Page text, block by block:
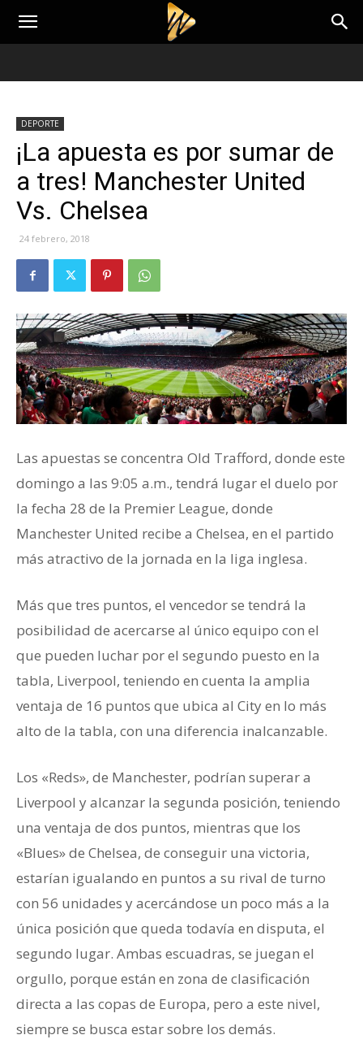
DEPORTE
¡La apuesta es por sumar de
a tres! Manchester United
Vs. Chelsea
24 febrero, 2018
Las apuestas se concentra Old Trafford, donde este
domingo a las 9:05 a.m., tendrá lugar el duelo por
la fecha 28 de la Premier League, donde
Manchester United recibe a Chelsea, en el partido
más atractivo de la jornada en la liga inglesa.
Más que tres puntos, el vencedor se tendrá la
posibilidad de acercarse al único equipo con el
que pueden luchar por el segundo puesto en la
tabla, Liverpool, teniendo en cuenta la amplia
ventaja de 16 puntos que ubica al City en lo más
alto de la tabla, con una diferencia inalcanzable.
Los «Reds», de Manchester, podrían superar a
Liverpool y alcanzar la segunda posición, teniendo
una ventaja de dos puntos, mientras que los
«Blues» de Chelsea, de conseguir una victoria,
estarían igualando en puntos a su rival de turno
con 56 unidades y acercándose un poco más a la
única posición que queda todavía en disputa, el
segundo lugar. Ambas escuadras, se juegan el
orgullo, porque están en zona de clasificación
directa a las copas de Europa, pero a este nivel,
siempre se busca estar sobre los demás.